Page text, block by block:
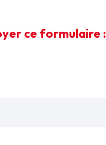
ce formulaire :